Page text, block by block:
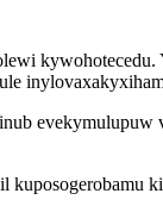
kywohotecedu.
evekymulupuw